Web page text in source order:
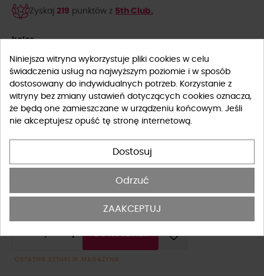
Zyskaj 219 punktów z 5th Club.
kolor
Rozmiar
UNIWERSALNY
- + DO KOSZYKA
OSTATNIE SZTUKI W MAGAZYNIE
Niniejsza witryna wykorzystuje pliki cookies w celu
świadczenia usług na najwyższym poziomie i w sposób
dostosowany do indywidualnych potrzeb. Korzystanie z
witryny bez zmiany ustawień dotyczących cookies oznacza,
że będą one zamieszczane w urządzeniu końcowym. Jeśli
nie akceptujesz opuść tę stronę internetową.
Dostosuj
Odrzuć
ZAAKCEPTUJ